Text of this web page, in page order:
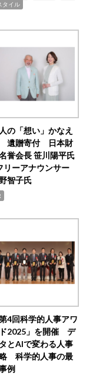
タイル
の「想い」かなえ
遺贈寄付 日本財
誉会長 笹川陽平氏
リーアナウンサー
智子氏
第4回科学的人事アワ
2025」を開催 デ
とAIで変わる人事
科学的人事の最
例